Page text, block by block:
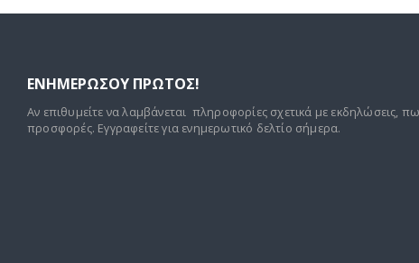
ΕΝΗΜΕΡΩΣΟΥ ΠΡΩΤΟΣ!
Αν επιθυμείτε να λαμβάνεται πληροφορίες σχετικά με εκδηλώσεις,
προσφορές. Εγγραφείτε για ενημερωτικό δελτίο σήμερα.